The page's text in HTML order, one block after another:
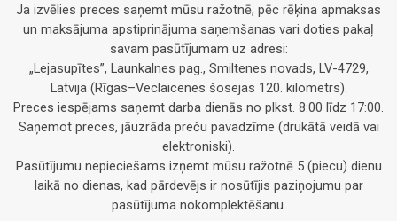
Ja izvēlies preces saņemt mūsu ražotnē, pēc rēķina apmaksas
un maksājuma apstiprinājuma saņemšanas vari doties pakaļ
savam pasūtījumam uz adresi:
„Lejasupītes”, Launkalnes pag., Smiltenes novads, LV-4729,
Latvija (Rīgas–Veclaicenes šosejas 120. kilometrs).
Preces iespējams saņemt darba dienās no plkst. 8:00 līdz 17:00.
Saņemot preces, jāuzrāda preču pavadzīme (drukātā veidā vai
elektroniski).
Pasūtījumu nepieciešams izņemt mūsu ražotnē 5 (piecu) dienu
laikā no dienas, kad pārdevējs ir nosūtījis paziņojumu par
pasūtījuma nokomplektēšanu.